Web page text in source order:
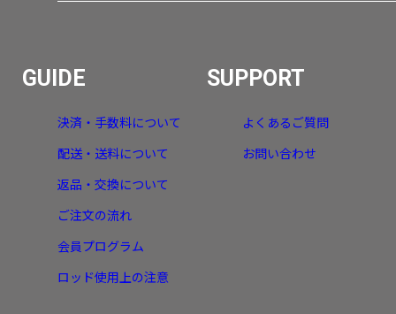
GUIDE
決済・手数料について
配送・送料について
返品・交換について
ご注文の流れ
会員プログラム
ロッド使用上の注意
SUPPORT
よくあるご質問
お問い合わせ